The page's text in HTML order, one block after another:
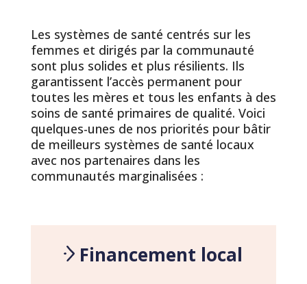
Les systèmes de santé centrés sur les
femmes et dirigés par la communauté
sont plus solides et plus résilients. Ils
garantissent l’accès permanent pour
toutes les mères et tous les enfants à des
soins de santé primaires de qualité. Voici
quelques-unes de nos priorités pour bâtir
de meilleurs systèmes de santé locaux
avec nos partenaires dans les
communautés marginalisées :
Financement local